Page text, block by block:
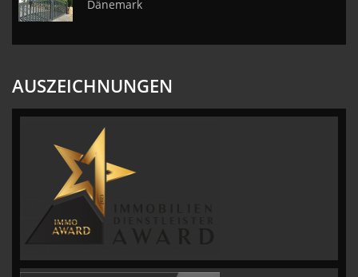
Dänemark
AUSZEICHNUNGEN